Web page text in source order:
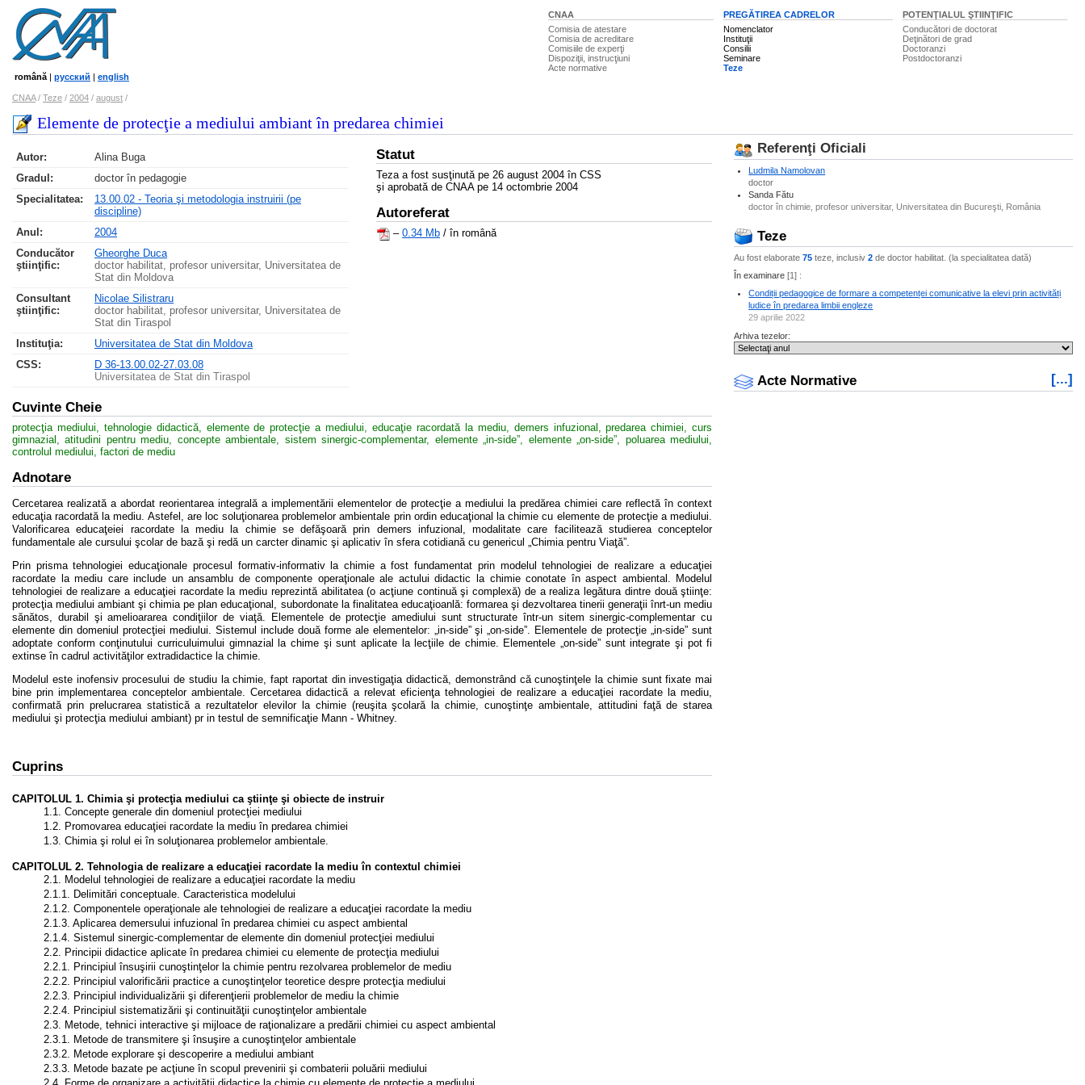
CNAA
Comisia de atestare
Comisia de acreditare
Comisiile de experţi
Dispoziţii, instrucţiuni
Acte normative
PREGĂTIREA CADRELOR
Nomenclator
Instituţii
Consilii
Seminare
Teze
POTENŢIALUL ŞTIINŢIFIC
Conducători de doctorat
Deţinători de grad
Doctoranzi
Postdoctoranzi
română | русский | english
CNAA/ Teze / 2004 / august /
Elemente de protecţie a mediului ambiant în predarea chimiei
Autor:
Alina Buga
Gradul:
doctor în pedagogie
Specialitatea:
13.00.02 - Teoria şi metodologia instruirii (pe
discipline)
Anul:
2004
Conducător
ştiinţific:
Gheorghe Duca
doctor habilitat, profesor universitar, Universitatea de
Stat din Moldova
Consultant
ştiinţific:
Nicolae Silistraru
doctor habilitat, profesor universitar, Universitatea de
Stat din Tiraspol
Instituţia:
Universitatea de Stat din Moldova
CSS:
D 36-13.00.02-27.03.08
Universitatea de Stat din Tiraspol
Statut
Teza a fost susţinută pe 26 august 2004 în CSS
şi aprobată de CNAA pe 14 octombrie 2004
Autoreferat
– 0.34 Mb / în română
Cuvinte Cheie
protecţia mediului, tehnologie didactică, elemente de protecţie a mediului, educaţie racordată la mediu, demers infuzional, predarea chimiei, curs
gimnazial, atitudini pentru mediu, concepte ambientale, sistem sinergic-complementar, elemente „in-side”, elemente „on-side”, poluarea mediului,
controlul mediului, factori de mediu
Adnotare
Cercetarea realizată a abordat reorientarea integrală a implementării elementelor de protecţie a mediului la predărea chimiei care reflectă în context
educaţia racordată la mediu. Astefel, are loc soluţionarea problemelor ambientale prin ordin educaţional la chimie cu elemente de protecţie a mediului.
Valorificarea educaţeiei racordate la mediu la chimie se defăşoară prin demers infuzional, modalitate care facilitează studierea conceptelor
fundamentale ale cursului şcolar de bază şi redă un carcter dinamic şi aplicativ în sfera cotidiană cu genericul „Chimia pentru Viaţă”.
Prin prisma tehnologiei educaţionale procesul formativ-informativ la chimie a fost fundamentat prin modelul tehnologiei de realizare a educaţiei
racordate la mediu care include un ansamblu de componente operaţionale ale actului didactic la chimie conotate în aspect ambiental. Modelul
tehnologiei de realizare a educaţiei racordate la mediu reprezintă abilitatea (o acţiune continuă şi complexă) de a realiza legătura dintre două ştiinţe:
protecţia mediului ambiant şi chimia pe plan educaţional, subordonate la finalitatea educaţioanlă: formarea şi dezvoltarea tinerii generaţii înrt-un mediu
sănătos, durabil şi amelioararea condiţiilor de viaţă. Elementele de protecţie amediului sunt structurate într-un sitem sinergic-complementar cu
elemente din domeniul protecţiei mediului. Sistemul include două forme ale elementelor: „in-side” şi „on-side”. Elementele de protecţie „in-side” sunt
adoptate conform conţinutului curriculuimului gimnazial la chime şi sunt aplicate la lecţiile de chimie. Elementele „on-side” sunt integrate şi pot fi
extinse în cadrul activităţilor extradidactice la chimie.
Modelul este inofensiv procesului de studiu la chimie, fapt raportat din investigaţia didactică, demonstrând că cunoştinţele la chimie sunt fixate mai
bine prin implementarea conceptelor ambientale. Cercetarea didactică a relevat eficienţa tehnologiei de realizare a educaţiei racordate la mediu,
confirmată prin prelucrarea statistică a rezultatelor elevilor la chimie (reuşita şcolară la chimie, cunoştinţe ambientale, attitudini faţă de starea
mediului şi protecţia mediului ambiant) pr in testul de semnificaţie Mann - Whitney.
Cuprins
CAPITOLUL 1. Chimia şi protecţia mediului ca ştiinţe şi obiecte de instruir
1.1. Concepte generale din domeniul protecţiei mediului
1.2. Promovarea educaţiei racordate la mediu în predarea chimiei
1.3. Chimia şi rolul ei în soluţionarea problemelor ambientale.
CAPITOLUL 2. Tehnologia de realizare a educaţiei racordate la mediu în contextul chimiei
2.1. Modelul tehnologiei de realizare a educaţiei racordate la mediu
2.1.1. Delimitări conceptuale. Caracteristica modelului
2.1.2. Componentele operaţionale ale tehnologiei de realizare a educaţiei racordate la mediu
2.1.3. Aplicarea demersului infuzional în predarea chimiei cu aspect ambiental
2.1.4. Sistemul sinergic-complementar de elemente din domeniul protecţiei mediului
2.2. Principii didactice aplicate în predarea chimiei cu elemente de protecţia mediului
2.2.1. Principiul însuşirii cunoştinţelor la chimie pentru rezolvarea problemelor de mediu
2.2.2. Principiul valorificării practice a cunoştinţelor teoretice despre protecţia mediului
2.2.3. Principiul individualizării şi diferenţierii problemelor de mediu la chimie
2.2.4. Principiul sistematizării şi continuităţii cunoştinţelor ambientale
2.3. Metode, tehnici interactive şi mijloace de raţionalizare a predării chimiei cu aspect ambiental
2.3.1. Metode de transmitere şi însuşire a cunoştinţelor ambientale
2.3.2. Metode explorare şi descoperire a mediului ambiant
2.3.3. Metode bazate pe acţiune în scopul prevenirii şi combaterii poluării mediului
Referenţi Oficiali
Ludmila Namolovan
doctor
Sanda Fătu
doctor în chimie, profesor universitar, Universitatea din Bucureşti, România
Teze
Au fost elaborate 75teze, inclusiv 2de doctor habilitat. (la specialitatea dată)
În examinare [1] :
Condiții pedagogice de formare a competenței comunicative la elevi prin activități
ludice în predarea limbii engleze
29 aprilie 2022
Arhiva tezelor:
[...]
Acte Normative